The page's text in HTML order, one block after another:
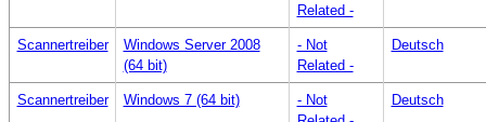
Related -
Scannertreiber
Windows Server 2008
(64 bit)
- Not
Related -
Deutsch
Scannertreiber Windows 7 (64 bit)
- Not
Deutsch